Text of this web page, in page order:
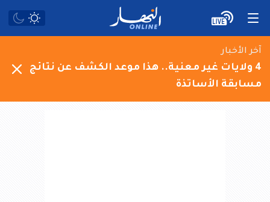
آخر الأخبار
4 ولايات غير معنية.. هذا موعد الكشف عن نتائج
مسابقة الأساتذة